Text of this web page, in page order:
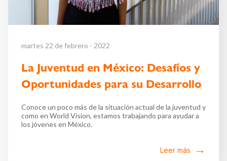
martes 22 de febrero - 2022
La Juventud en México: Desafíos y
Oportunidades para su Desarrollo
Conoce un poco más de la situación actual de la juventud y
como en World Vision, estamos trabajando para ayudar a
los jóvenes en México.
Leer más